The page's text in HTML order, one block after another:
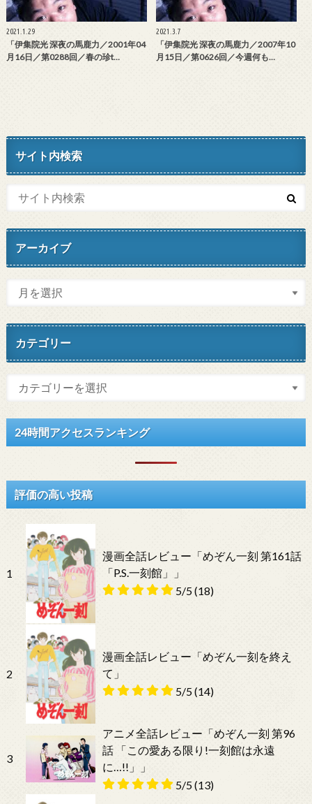
2021.1.29
「伊集院光 深夜の馬鹿力／2001年04
月16日／第0288回／春の珍t…
2021.3.7
「伊集院光 深夜の馬鹿力／2007年10
月15日／第0626回／今週何も…
サイト内検索
アーカイブ
カテゴリー
24時間アクセスランキング
評価の高い投稿
1
漫画全話レビュー「めぞん一刻 第161話
「P.S.一刻館」」
5/5(18)
2
漫画全話レビュー「めぞん一刻を終え
て」
5/5(14)
3
アニメ全話レビュー「めぞん一刻 第96
話 「この愛ある限り!一刻館は永遠
に…!!」」
5/5(13)